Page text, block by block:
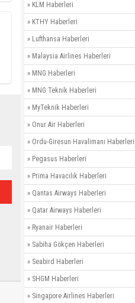
» KLM Haberleri
» KTHY Haberleri
» Lufthansa Haberleri
» Malaysia Airlines Haberleri
» MNG Haberleri
» MNG Teknik Haberleri
» MyTeknik Haberleri
» Onur Air Haberleri
» Ordu-Giresun Havalimanı Haberleri
» Pegasus Haberleri
» Prima Havacılık Haberleri
» Qantas Airways Haberleri
» Qatar Airways Haberleri
» Ryanair Haberleri
» Sabiha Gökçen Haberleri
» Seabird Haberleri
» SHGM Haberleri
» Singapore Airlines Haberleri